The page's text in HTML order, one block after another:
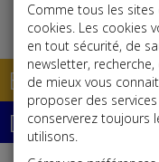
Base documentaire
Dépêches
Comme tous les
cookies. Les cookies
en tout sécurité, de
newsletter,
de mieux vous
proposer des
conserverez toujours
utilisons.